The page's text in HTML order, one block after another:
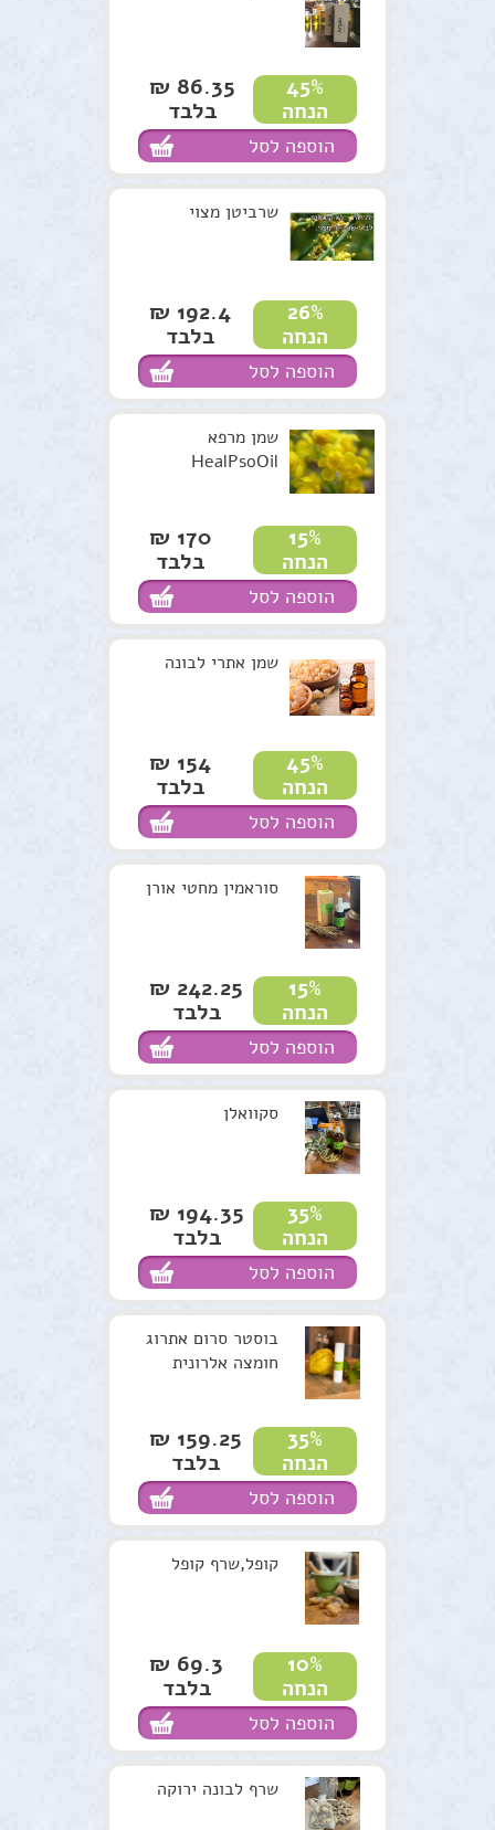
45%
הנחה
86.35 ₪
בלבד
הוספה לסל
שרביטן מצוי
26%
הנחה
192.4 ₪
בלבד
הוספה לסל
שמן מרפא
HealPsoOil
15%
הנחה
170 ₪
בלבד
הוספה לסל
שמן אתרי לבונה
45%
הנחה
154 ₪
בלבד
הוספה לסל
סוראמין מחטי אורן
15%
הנחה
242.25 ₪
בלבד
הוספה לסל
סקוואלן
35%
הנחה
194.35 ₪
בלבד
הוספה לסל
בוסטר סרום אתרוג
חומצה אלרונית
35%
הנחה
159.25 ₪
בלבד
הוספה לסל
קופל,שרף קופל
10%
הנחה
69.3 ₪
בלבד
הוספה לסל
שרף לבונה ירוקה